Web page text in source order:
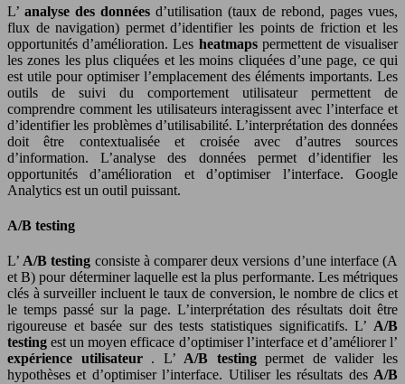
L’ analyse des données d’utilisation (taux de rebond, pages vues,
flux de navigation) permet d’identifier les points de friction et les
opportunités d’amélioration. Les heatmaps permettent de visualiser
les zones les plus cliquées et les moins cliquées d’une page, ce qui
est utile pour optimiser l’emplacement des éléments importants. Les
outils de suivi du comportement utilisateur permettent de
comprendre comment les utilisateurs interagissent avec l’interface et
d’identifier les problèmes d’utilisabilité. L’interprétation des données
doit être contextualisée et croisée avec d’autres sources
d’information. L’analyse des données permet d’identifier les
opportunités d’amélioration et d’optimiser l’interface. Google
Analytics est un outil puissant.
A/B testing
L’ A/B testing consiste à comparer deux versions d’une interface (A
et B) pour déterminer laquelle est la plus performante. Les métriques
clés à surveiller incluent le taux de conversion, le nombre de clics et
le temps passé sur la page. L’interprétation des résultats doit être
rigoureuse et basée sur des tests statistiques significatifs. L’ A/B
testingest un moyen efficace d’optimiser l’interface et d’améliorer l’
expérience utilisateur . L’ A/B testingpermet de valider les
hypothèses et d’optimiser l’interface. Utiliser les résultats des A/B